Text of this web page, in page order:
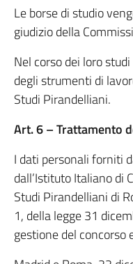
Le borse di studio
giudizio della
Nel corso dei loro
degli strumenti di
Studi Pirandelliani.
Art. 6 – Trattamento
I dati personali forniti
dall’Istituto Italiano di
Studi Pirandelliani di
1, della legge 31
gestione del concorso